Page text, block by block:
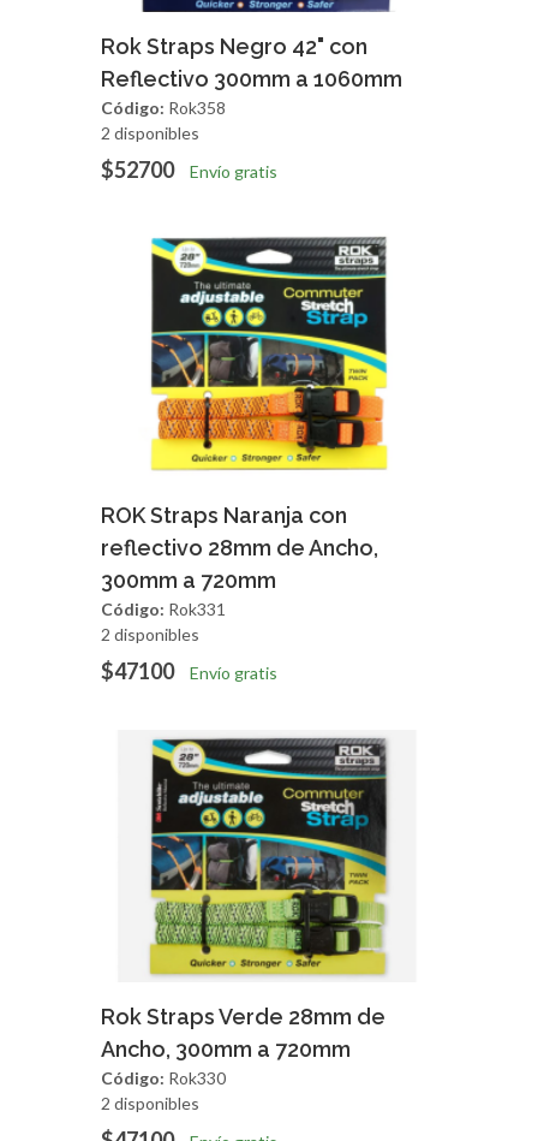
Agregar Vista Rapida
Rok Straps Negro 42" con
Reflectivo 300mm a 1060mm
Código: Rok358
2 disponibles
$52700 Envío gratis
Agregar Vista Rapida
ROK Straps Naranja con
reflectivo 28mm de Ancho,
300mm a 720mm
Código: Rok331
2 disponibles
$47100 Envío gratis
Agregar Vista Rapida
Rok Straps Verde 28mm de
Ancho, 300mm a 720mm
Código: Rok330
2 disponibles